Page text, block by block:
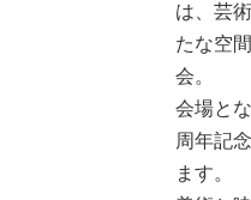
は、芸
たな空
会。
会場と
周年記
ます。